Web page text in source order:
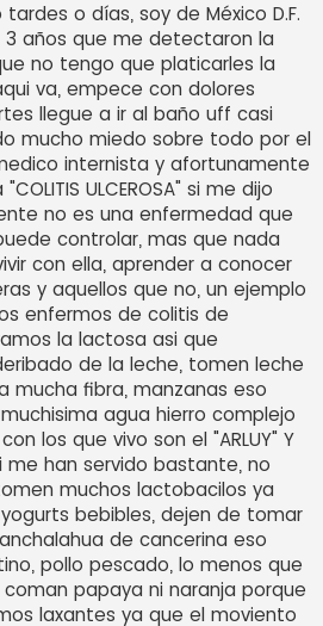
o días, soy de México D.F.
años que me detectaron la
no tengo que platicarles la
va, empece con dolores
llegue a ir al baño uff casi
mucho miedo sobre todo por el
internista y afortunamente
ULCEROSA" si me dijo
no es una enfermedad que
controlar, mas que nada
con ella, aprender a conocer
y aquellos que no, un ejemplo
enfermos de colitis de
la lactosa asi que
de la leche, tomen leche
mucha fibra, manzanas eso
agua hierro complejo
los que vivo son el "ARLUY" Y
me han servido bastante, no
muchos lactobacilos ya
bebibles, dejen de tomar
de cancerina eso
pollo pescado, lo menos que
papaya ni naranja porque
laxantes ya que el moviento